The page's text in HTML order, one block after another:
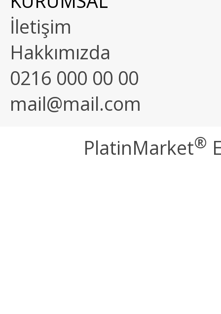
İletişim
Hakkımızda
0216 000 00 00
mail@mail.com
PlatinMarket®